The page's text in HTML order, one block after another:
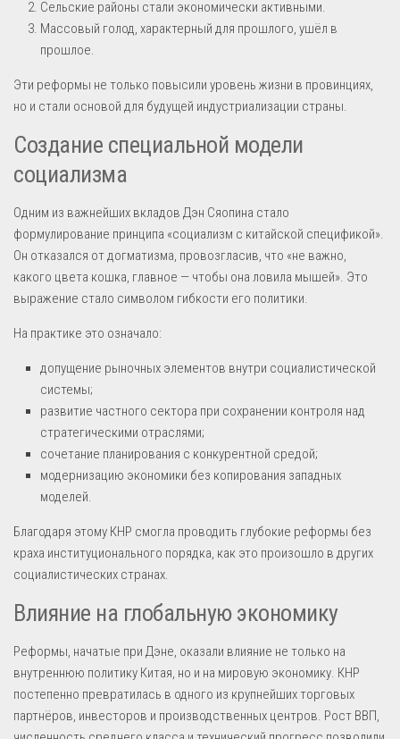
Сельские районы стали экономически активными.
Массовый голод, характерный для прошлого, ушёл в
прошлое.
Эти реформы не только повысили уровень жизни в провинциях,
но и стали основой для будущей индустриализации страны.
Создание специальной модели
социализма
Одним из важнейших вкладов Дэн Сяопина стало
формулирование принципа «социализм с китайской спецификой».
Он отказался от догматизма, провозгласив, что «не важно,
какого цвета кошка, главное — чтобы она ловила мышей». Это
выражение стало символом гибкости его политики.
На практике это означало:
допущение рыночных элементов внутри социалистической
системы;
развитие частного сектора при сохранении контроля над
стратегическими отраслями;
сочетание планирования с конкурентной средой;
модернизацию экономики без копирования западных
моделей.
Благодаря этому КНР смогла проводить глубокие реформы без
краха институционального порядка, как это произошло в других
социалистических странах.
Влияние на глобальную экономику
Реформы, начатые при Дэне, оказали влияние не только на
внутреннюю политику Китая, но и на мировую экономику. КНР
постепенно превратилась в одного из крупнейших торговых
партнёров, инвесторов и производственных центров. Рост ВВП,